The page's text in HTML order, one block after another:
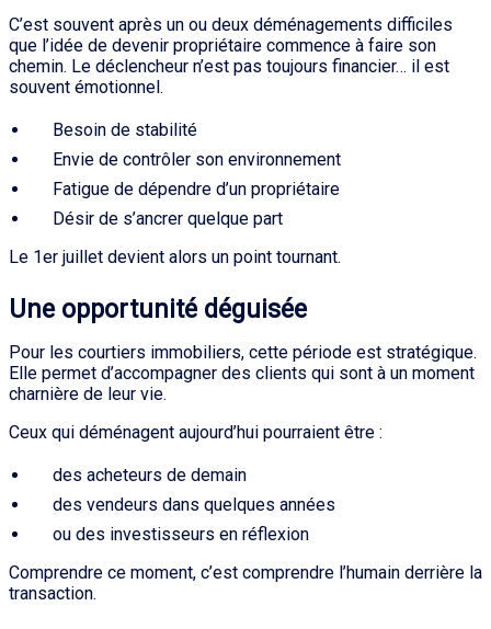
C’est souvent après un ou deux déménagements difficiles
que l’idée de devenir propriétaire commence à faire son
chemin. Le déclencheur n’est pas toujours financier… il est
souvent émotionnel.
Besoin de stabilité
Envie de contrôler son environnement
Fatigue de dépendre d’un propriétaire
Désir de s’ancrer quelque part
Le 1er juillet devient alors un point tournant.
Une opportunité déguisée
Pour les courtiers immobiliers, cette période est stratégique.
Elle permet d’accompagner des clients qui sont à un moment
charnière de leur vie.
Ceux qui déménagent aujourd’hui pourraient être :
des acheteurs de demain
des vendeurs dans quelques années
ou des investisseurs en réflexion
Comprendre ce moment, c’est comprendre l’humain derrière la
transaction.